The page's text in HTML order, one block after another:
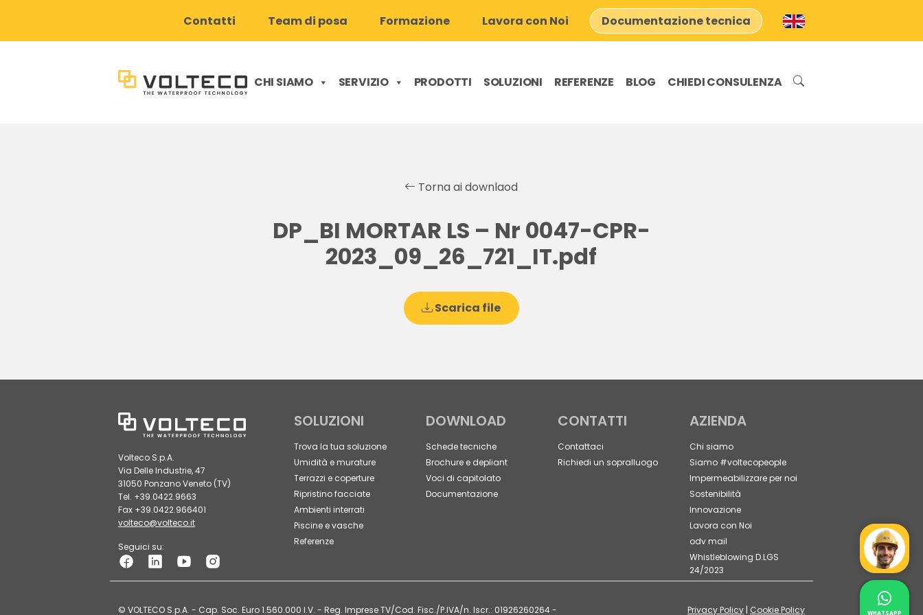
Contatti Team di posa Formazione Lavora con Noi Documentazione tecnica
CHI SIAMO SERVIZIO PRODOTTI SOLUZIONI REFERENZE BLOG CHIEDI CONSULENZA
Torna ai downlaod
DP_BI MORTAR LS – Nr 0047-CPR-
2023_09_26_721_IT.pdf
Scarica file
Volteco S.p.A.
Via Delle Industrie, 47
31050 Ponzano Veneto (TV)
Tel. +39.0422.9663
Fax +39.0422.966401
volteco@volteco.it
Seguici su:
SOLUZIONI
Trova la tua soluzione
Umidità e murature
Terrazzi e coperture
Ripristino facciate
Ambienti interrati
Piscine e vasche
Referenze
DOWNLOAD
Schede tecniche
Brochure e depliant
Voci di capitolato
Documentazione
CONTATTI
Contattaci
Richiedi un sopralluogo
AZIENDA
Chi siamo
Siamo #voltecopeople
Impermeabilizzare per noi
Sostenibilità
Innovazione
Lavora con Noi
odv mail
Whistleblowing D.LGS
24/2023
© VOLTECO S.p.A. - Cap. Soc. Euro 1.560.000 I.V. - Reg. Imprese TV/Cod. Fisc./P.IVA/n. Iscr.: 01926260264 - Privacy Policy | Cookie Policy
Mr
WHATSAPP